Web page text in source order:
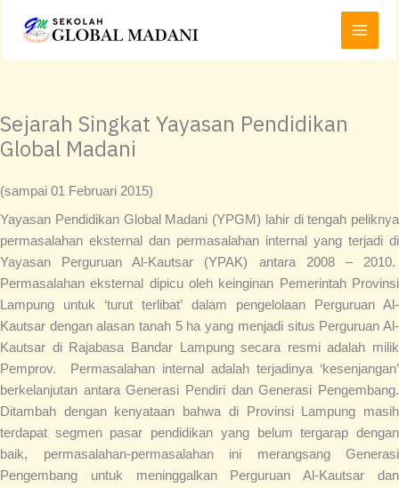
Main
Menu
Sejarah Singkat Yayasan Pendidikan
Global Madani
(sampai 01 Februari 2015)
Yayasan Pendidikan Global Madani (YPGM) lahir di tengah peliknya
permasalahan eksternal dan permasalahan internal yang terjadi di
Yayasan Perguruan Al-Kautsar (YPAK) antara 2008 – 2010.
Permasalahan eksternal dipicu oleh keinginan Pemerintah Provinsi
Lampung untuk ‘turut terlibat’ dalam pengelolaan Perguruan Al-
Kautsar dengan alasan tanah 5 ha yang menjadi situs Perguruan Al-
Kautsar di Rajabasa Bandar Lampung secara resmi adalah milik
Pemprov. Permasalahan internal adalah terjadinya ‘kesenjangan’
berkelanjutan antara Generasi Pendiri dan Generasi Pengembang.
Ditambah dengan kenyataan bahwa di Provinsi Lampung masih
terdapat segmen pasar pendidikan yang belum tergarap dengan
baik, permasalahan-permasalahan ini merangsang Generasi
Pengembang untuk meninggalkan Perguruan Al-Kautsar dan